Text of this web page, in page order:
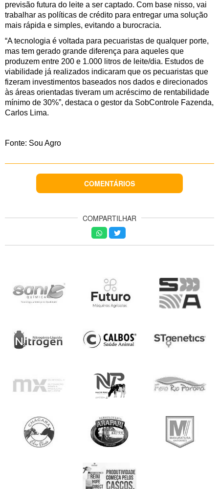
previsão futura do leite a ser captado. Com base nisso, vai
trabalhar as políticas de crédito para entregar uma solução
mais rápida e simples, evitando a burocracia.
“A tecnologia é voltada para pecuaristas de qualquer porte,
mas tem gerado grande diferença para aqueles que
produzem entre 200 e 1.000 litros de leite/dia. Estudos de
viabilidade já realizados indicaram que os pecuaristas que
fizeram investimentos baseados nos dados e direcionados
às áreas orientadas tiveram um acréscimo de rentabilidade
mínimo de 30%”, destaca o gestor da SobControle Fazenda,
Carlos Lima.
Fonte: Sou Agro
COMENTÁRIOS
COMPARTILHAR